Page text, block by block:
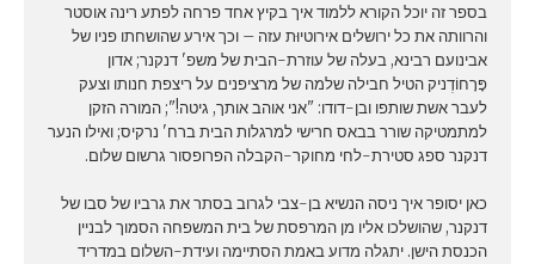
בספר זה יוכל הקורא ללמוד איך בקיץ אחד פרחה לפתע רינה אוסטר
והרוותה את כל ירושלים אירוטיוּת עזה – וכך אירע שהושחתו פניו של
אבינועם רבינא, בעלה של עוזרת-הבית של משפ' דנקנר; אדון
פָּרָחוֹדְניק הטיל חבילה שלמה של מרציפנים על ריצפת חנותו וצעק
לעבר אשת שותפו ובן-דודו: "אני אוהב אותך, גיטה!"; המורה הזקן
למתמטיקה שורר בבאס חרישי למרגלות הבית ברח' נרקיס; ואילו הנער
דנקנר ספג סטירת-לחי מחוקר-הקבלה הפרופסור גרשום שלום.
כאן יסופר איך ניסה הנשיא בן-צבי לגרוב בסתר את גרביו של סבו של
דנקנר, שהושלכו אליו מן המרפסת של בית המשפחה הסמוך לבניין
הכנסת הישן. יתגלה מדוע באמת הסתיימה ועידת-השלום במדריד